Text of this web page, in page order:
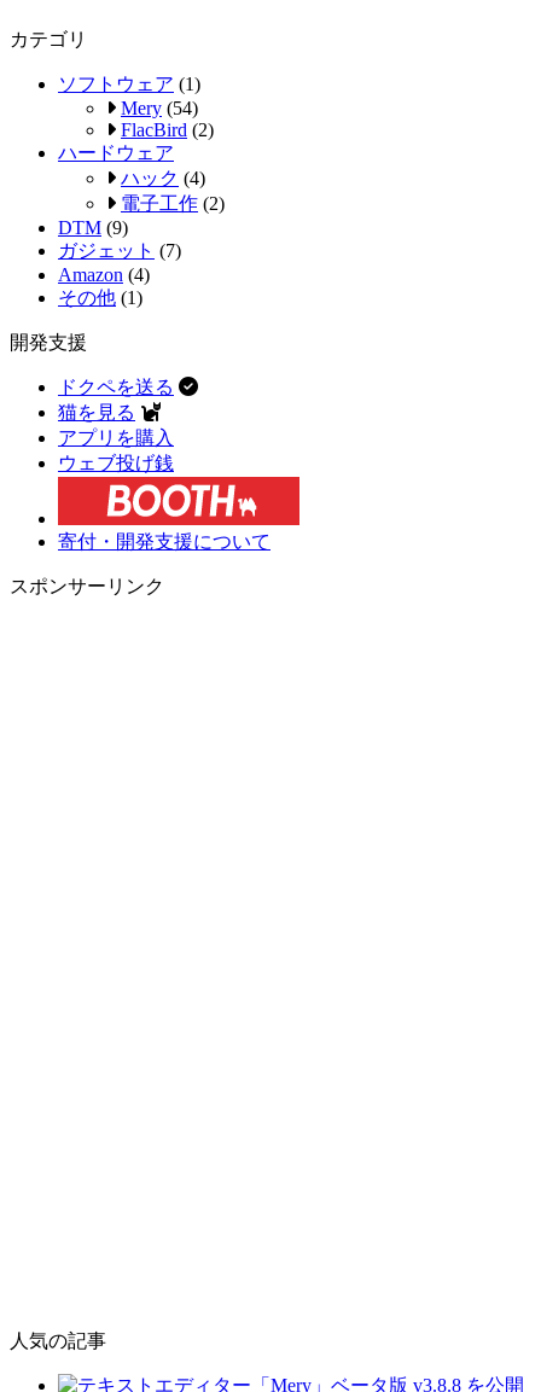
カテゴリ
ソフトウェア (1)
Mery (54)
FlacBird (2)
ハードウェア
ハック (4)
電子工作 (2)
DTM (9)
ガジェット (7)
Amazon (4)
その他 (1)
開発支援
ドクペを送る
猫を見る
アプリを購入
ウェブ投げ銭
寄付・開発支援について
スポンサーリンク
人気の記事